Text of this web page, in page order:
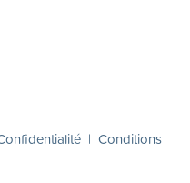
| Conditions